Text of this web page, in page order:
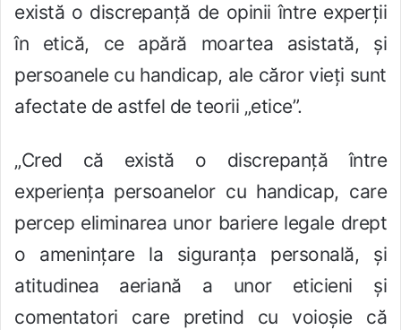
există o discrepanță de opinii între experții
în etică, ce apără moartea asistată, și
persoanele cu handicap, ale căror vieți sunt
afectate de astfel de teorii „etice”.
„Cred că există o discrepanță între
experiența persoanelor cu handicap, care
percep eliminarea unor bariere legale drept
o amenințare la siguranța personală, și
atitudinea aeriană a unor eticieni și
comentatori care pretind cu voioșie că